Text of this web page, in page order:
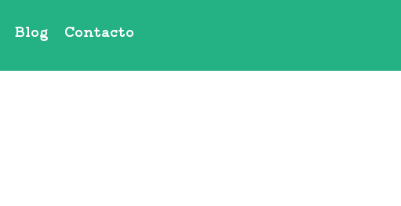
Blog Contacto